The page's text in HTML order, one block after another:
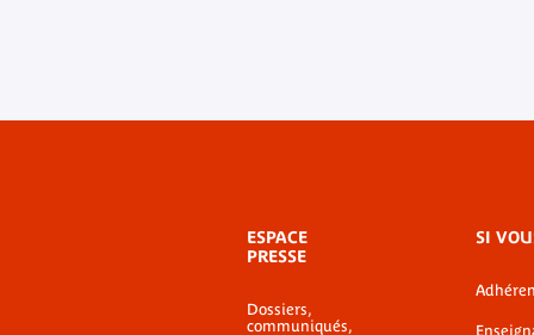
de
bas-
page
ESPACE
PRESSE
Dossiers,
communiqués,
SI